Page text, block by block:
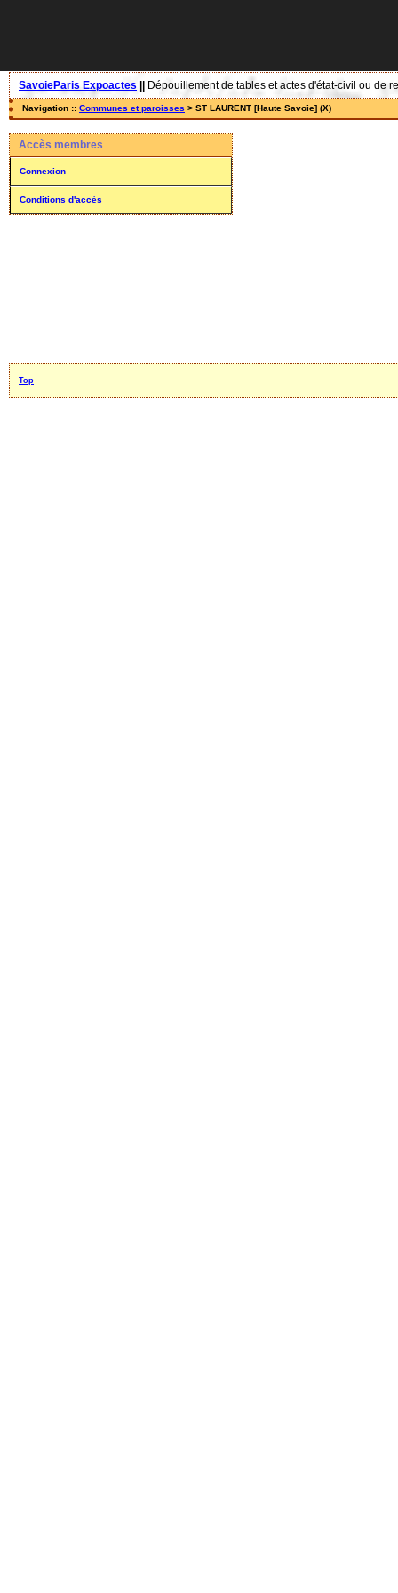
SavoieParis Expoactes Dépouillement de tables et actes d'état-civil ou de
Navigation :: Communes et paroisses > ST LAURENT [Haute Savoie] (X)
Accès membres
Connexion
Conditions d'accès
Top